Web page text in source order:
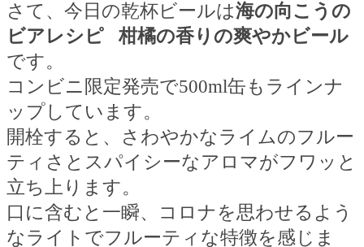
さて、今日の乾杯ビールは海の向こうの
ビアレシピ
柑橘の香りの爽やかビール
です。
コンビニ限定発売で500ml缶もラインナ
ップしています。
開栓すると、さわやかなライムのフルー
ティさとスパイシーなアロマがフワッと
立ち上ります。
口に含むと一瞬、コロナを思わせるよう
なライトでフルーティな特徴を感じま